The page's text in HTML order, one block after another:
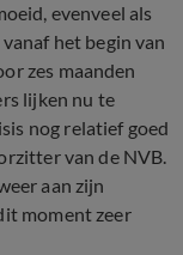
evenveel als
het begin van
zes maanden
lijken nu te
nog relatief goed
van de NVB.
aan zijn
moment zeer